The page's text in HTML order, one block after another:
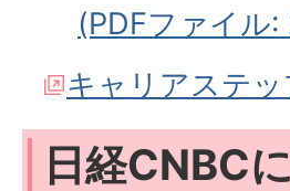
(PDFファイル:
キャリアステ
日経CNBC